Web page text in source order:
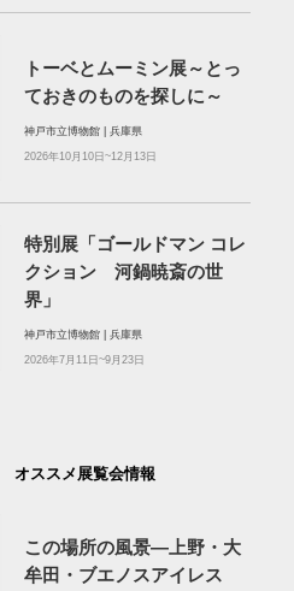
トーベとムーミン展～とっ
ておきのものを探しに～
神戸市立博物館 | 兵庫県
2026年10月10日~12月13日
特別展「ゴールドマン コレ
クション 河鍋暁斎の世
界」
神戸市立博物館 | 兵庫県
2026年7月11日~9月23日
オススメ展覧会情報
この場所の風景―上野・大
牟田・ブエノスアイレス